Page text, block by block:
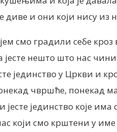
и они који нису из
смо градили себе
нешто што нас чини
јединство у Цркви и
чвршће, понекад
јесте јединство које
који смо крштени у